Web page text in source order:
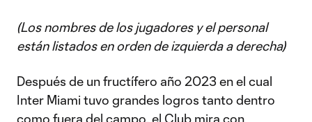
(Los nombres de los jugadores y el personal
están listados en orden de izquierda a derecha)
Después de un fructífero año 2023 en el cual
Inter Miami tuvo grandes logros tanto dentro
como fuera del campo, el Club mira con